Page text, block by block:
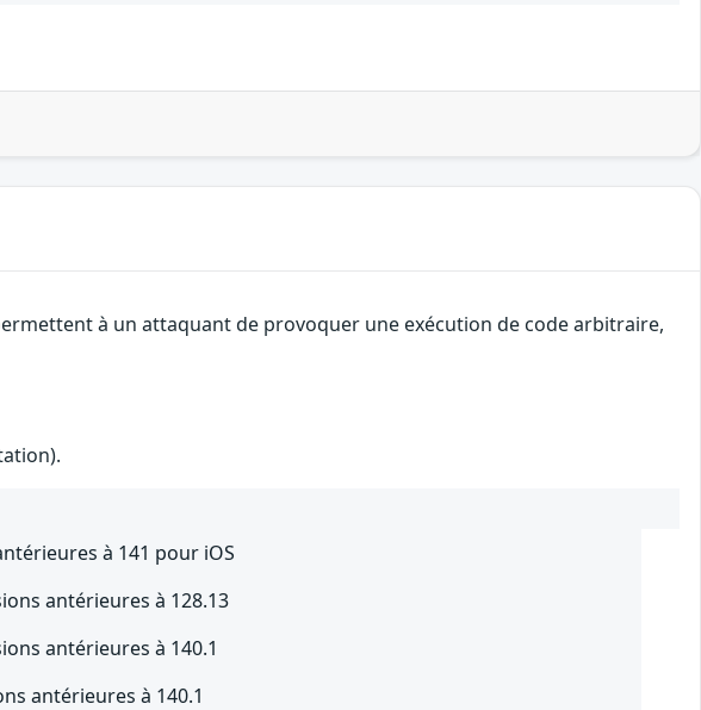
à un attaquant de provoquer une exécution de code arbitraire,
à 141 pour iOS
antérieures à 128.13
antérieures à 140.1
antérieures à 140.1